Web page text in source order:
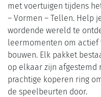
met voertuigen tijdens
– Vormen – Tellen. Help
wordende wereld te
leermomenten om actief
bouwen. Elk pakket
op elkaar zijn afgestemd
prachtige koperen ring
de speelbeurten door.